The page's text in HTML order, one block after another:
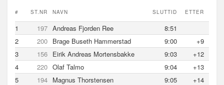
# ST.NR NAVN SLUTTID ETTER
1 197 Andreas Fjorden Ree
8:51
2
200 Brage Buseth Hammerstad 9:00
+9
3
156 Eirik Andreas Mortensbakke 9:03
+12
4
220 Olaf Talmo 9:04
+13
5
194 Magnus Thorstensen 9:05
+14